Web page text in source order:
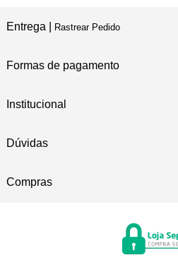
Entrega | Rastrear Pedido
Formas de pagamento
Institucional
Dúvidas
Compras